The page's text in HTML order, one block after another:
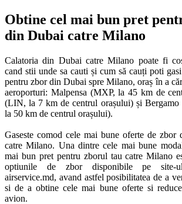
Obtine cel mai bun pret
din Dubai catre Milano
Calatoria din Dubai catre Milano poate fi
cand stii unde sa cauti și cum să cauți poti
pentru zbor din Dubai spre Milano, oraș în a
aeroporturi: Malpensa (MXP, la 45 km de
(LIN, la 7 km de centrul orașului) și
la 50 km de centrul orașului).
Gaseste comod cele mai bune oferte de zbor
catre Milano. Una dintre cele mai bune
mai bun pret pentru zborul tau catre Milano
optiunile de zbor disponibile pe site-
airservice.md, avand astfel posibilitatea de a
si de a obtine cele mai bune oferte si
avion.